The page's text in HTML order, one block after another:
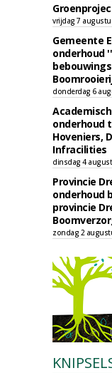
vrijdag 7
Gemeente
onderhoud
donderdag 6
onderhoud
Hoveniers,
Infracilities
dinsdag 4
Provincie
onderhoud
provincie
zondag 2